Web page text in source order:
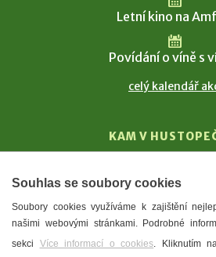
Letní kino na
Povídání o víně s
celý kalendář
KAM V
T. G. Masaryk
Mandloně
Ubytování
Souhlas se soubory cookies
Soubory cookies využíváme k zajištění
našimi webovými stránkami. Podrobné
sekci Více informací o cookies. Kliknutím